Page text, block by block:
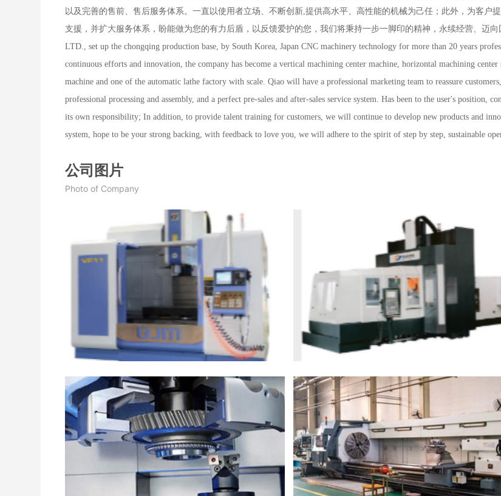
以及完善的售前、售后服务体系。一直以使用者立场、不断创新,提供高水平、高性能的机械为己任；此外，为客户
支援，并扩大服务体系，盼能做为您的有力后盾，以反馈爱护的您，我们将秉持一步一脚印的精神，永续经营、迈向
LTD., set up the chongqing production base, by South Korea, Japan CNC machinery technology for more than 20 years
continuous efforts and innovation, the company has become a vertical machining center machine, horizontal machining
machine and one of the automatic lathe factory with scale. Qiao will have a professional marketing team to reassure
professional processing and assembly, and a perfect pre-sales and after-sales service system. Has been to the user's
its own responsibility; In addition, to provide talent training for customers, we will continue to develop new products and
system, hope to be your strong backing, with feedback to love you, we will adhere to the spirit of step by step, sustainable
公司图片
Photo of Company